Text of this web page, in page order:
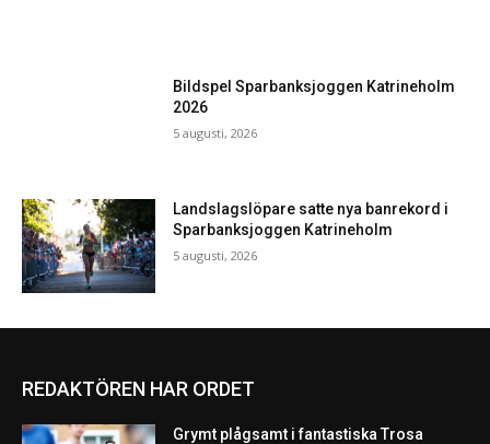
Bildspel Sparbanksjoggen Katrineholm
2026
5 augusti, 2026
Landslagslöpare satte nya banrekord i
Sparbanksjoggen Katrineholm
5 augusti, 2026
REDAKTÖREN HAR ORDET
Grymt plågsamt i fantastiska Trosa